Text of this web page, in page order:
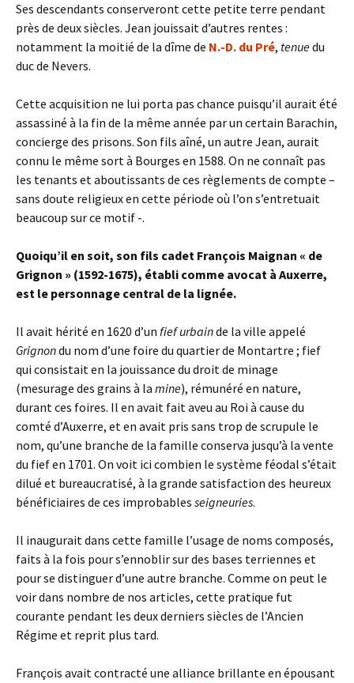
Ses descendants conserveront cette petite terre pendant
près de deux siècles. Jean jouissait d’autres rentes :
notamment la moitié de la dîme de N.-D. du Pré, tenuedu
duc de Nevers.
Cette acquisition ne lui porta pas chance puisqu’il aurait été
assassiné à la fin de la même année par un certain Barachin,
concierge des prisons. Son fils aîné, un autre Jean, aurait
connu le même sort à Bourges en 1588. On ne connaît pas
les tenants et aboutissants de ces règlements de compte –
sans doute religieux en cette période où l’on s’entretuait
beaucoup sur ce motif -.
Quoiqu’il en soit, son fils cadet François Maignan « de
Grignon » (1592-1675), établi comme avocat à Auxerre,
est le personnage central de la lignée.
Il avait hérité en 1620 d’un fief urbainde la ville appelé
Grignondu nom d’une foire du quartier de Montartre ; fief
qui consistait en la jouissance du droit de minage
(mesurage des grains à la mine), rémunéré en nature,
durant ces foires. Il en avait fait aveu au Roi à cause du
comté d’Auxerre, et en avait pris sans trop de scrupule le
nom, qu’une branche de la famille conserva jusqu’à la vente
du fief en 1701. On voit ici combien le système féodal s’était
dilué et bureaucratisé, à la grande satisfaction des heureux
bénéficiaires de ces improbables seigneuries.
Il inaugurait dans cette famille l’usage de noms composés,
faits à la fois pour s’ennoblir sur des bases terriennes et
pour se distinguer d’une autre branche. Comme on peut le
voir dans nombre de nos articles, cette pratique fut
courante pendant les deux derniers siècles de l’Ancien
Régime et reprit plus tard.
François avait contracté une alliance brillante en épousant